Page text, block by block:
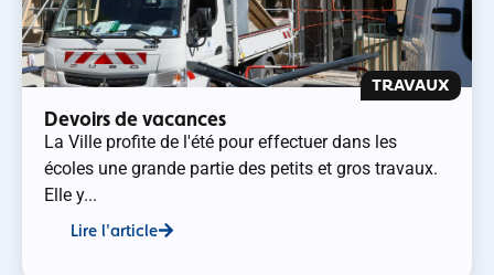
TRAVAUX
Devoirs de vacances
La Ville profite de l'été pour effectuer dans les
écoles une grande partie des petits et gros travaux.
Elle y...
Lire l'article